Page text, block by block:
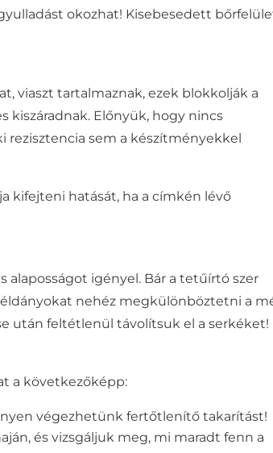
okozhat! Kisebesedett
viaszt tartalmaznak, ezek blokkolják a
kiszáradnak. Előnyük, hogy nincs
rezisztencia sem a készítményekkel
kifejteni hatását, ha a címkén lévő
alaposságot igényel. Bár a tetűírtó szer
nehéz megkülönböztetni a
után feltétlenül távolítsuk el a serkéket!
a következőképp:
végezhetünk fertőtlenítő takarítást!
és vizsgáljuk meg, mi maradt fenn a